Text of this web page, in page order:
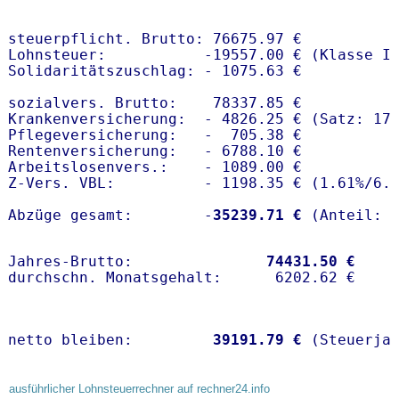
steuerpflicht. Brutto: 76675.97 €
Lohnsteuer:           -19557.00 € (Klasse I)
Solidaritätszuschlag: - 1075.63 €
sozialvers. Brutto:    78337.85 €
Krankenversicherung:  - 4826.25 € (Satz:
Pflegeversicherung:   -  705.38 €
Rentenversicherung:   - 6788.10 €
Arbeitslosenvers.:    - 1089.00 €
Z-Vers. VBL:          - 1198.35 € ( 1.61%/
Abzüge gesamt:        - 35239.71 €
Jahres-Brutto: 74431.50 €
netto bleiben: 39191.79 €
ausführlicher Lohnsteuerrechner auf rechner24.info